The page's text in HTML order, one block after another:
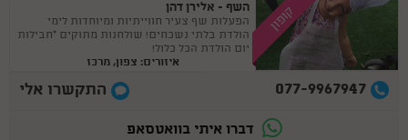
קופון השף - אלירן דהן
הפעלות שף צעיר חווייתיות ומיוחדות לימי
הולדת בלתי נשכחים! שולחנות מתוקים *חבילות
יום הולדת הכל כלול!
איזורים: צפון, מרכז
077-9967947 התקשרו אלי
דברו איתי בוואטסאפ